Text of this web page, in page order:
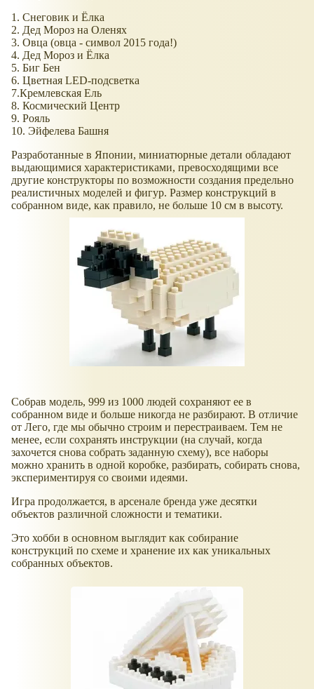
1. Снеговик и Ёлка
2. Дед Мороз на Оленях
3. Овца (овца - символ 2015 года!)
4. Дед Мороз и Ёлка
5. Биг Бен
6. Цветная LED-подсветка
7.Кремлевская Ель
8. Космический Центр
9. Рояль
10. Эйфелева Башня
Разработанные в Японии, миниатюрные детали обладают
выдающимися характеристиками, превосходящими все
другие конструкторы по возможности создания предельно
реалистичных моделей и фигур. Размер конструкций в
собранном виде, как правило, не больше 10 см в высоту.
Собрав модель, 999 из 1000 людей сохраняют ее в
собранном виде и больше никогда не разбирают. В отличие
от Лего, где мы обычно строим и перестраиваем. Тем не
менее, если сохранять инструкции (на случай, когда
захочется снова собрать заданную схему), все наборы
можно хранить в одной коробке, разбирать, собирать снова,
экспериментируя со своими идеями.
Игра продолжается, в арсенале бренда уже десятки
объектов различной сложности и тематики.
Это хобби в основном выглядит как собирание
конструкций по схеме и хранение их как уникальных
собранных объектов.